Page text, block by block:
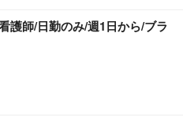
護師/日勤のみ/週1日から/ブラ